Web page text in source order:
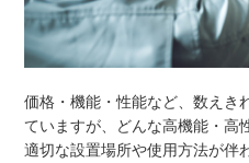
価格・機能・性能など、数えき
ていますが、どんな高機能・高
適切な設置場所や使用方法が伴